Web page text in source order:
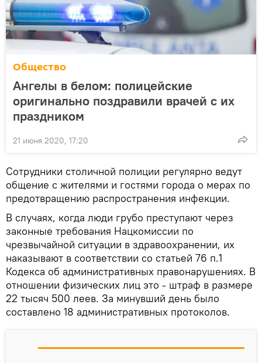
Общество
Ангелы в белом: полицейские
оригинально поздравили врачей с их
праздником
21 июня 2020, 17:20
Сотрудники столичной полиции регулярно ведут
общение с жителями и гостями города о мерах по
предотвращению распространения инфекции.
В случаях, когда люди грубо преступают через
законные требования Нацкомиссии по
чрезвычайной ситуации в здравоохранении, их
наказывают в соответствии со статьей 76 п.1
Кодекса об административных правонарушениях. В
отношении физических лиц это - штраф в размере
22 тысяч 500 леев. За минувший день было
составлено 18 административных протоколов.